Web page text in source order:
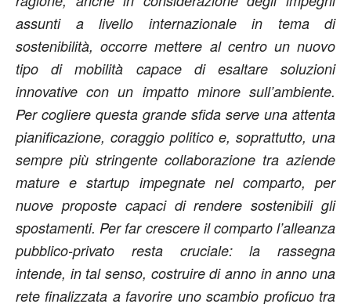
assunti a livello internazionale in tema di
sostenibilità, occorre mettere al centro un nuovo
tipo di mobilità capace di esaltare soluzioni
innovative con un impatto minore sull’ambiente.
Per cogliere questa grande sfida serve una attenta
pianificazione, coraggio politico e, soprattutto, una
sempre più stringente collaborazione tra aziende
mature e startup impegnate nel comparto, per
nuove proposte capaci di rendere sostenibili gli
spostamenti. Per far crescere il comparto l’alleanza
pubblico-privato resta cruciale: la rassegna
intende, in tal senso, costruire di anno in anno una
rete finalizzata a favorire uno scambio proficuo tra